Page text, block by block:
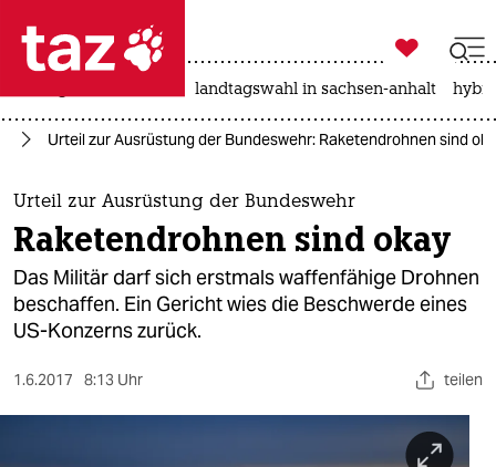
 taz zahl ich
taz zahl ich
themen
politik
öko

taz zahl ich
landtagswahl in sachsen-anhalt
Urteil zur Ausrüstung der Bundeswehr: Raketendrohnen sind
Urteil zur Ausrüstung der Bundeswehr
Raketendrohnen sind okay
Das Militär darf sich erstmals waffenfähige Drohnen
beschaffen. Ein Gericht wies die Beschwerde eines
US-Konzerns zurück.
1.6.2017 8:13 Uhr teilen